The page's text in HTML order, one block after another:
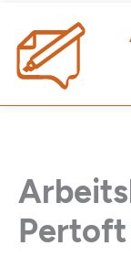
Inhalt
springen
Pertoft